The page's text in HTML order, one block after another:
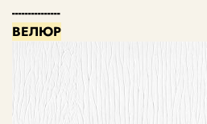
---------------
ВЕЛЮР